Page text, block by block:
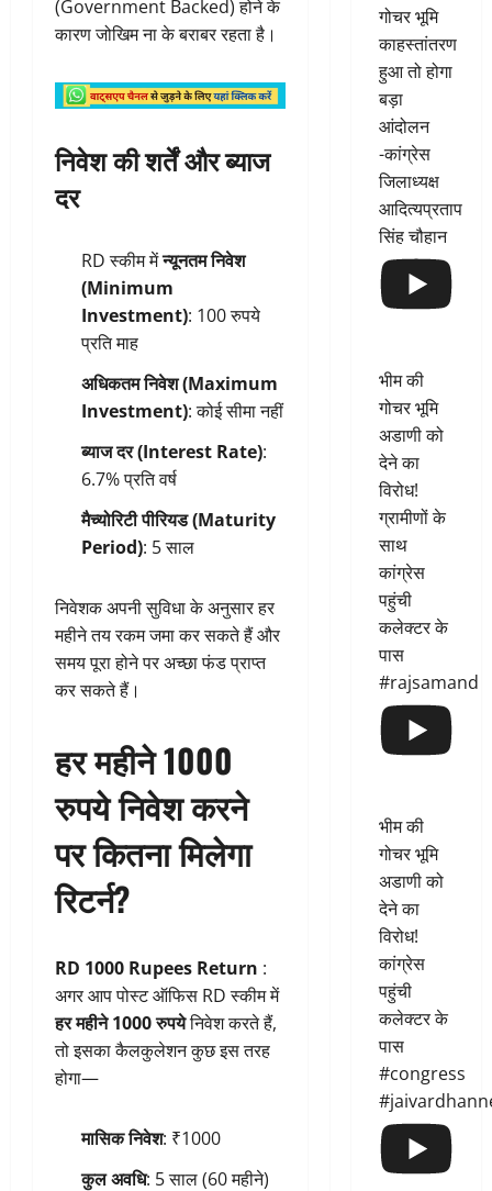
(Government Backed) होने के
कारण जोखिम ना के बराबर रहता है।
निवेश की शर्तें और ब्याज
दर
RD स्कीम मेंन्यूनतम निवेश
(Minimum
Investment): 100 रुपये
प्रति माह
अधिकतम निवेश (Maximum
Investment): कोई सीमा नहीं
ब्याज दर (Interest Rate):
6.7% प्रति वर्ष
मैच्योरिटी पीरियड (Maturity
Period): 5 साल
निवेशक अपनी सुविधा के अनुसार हर
महीने तय रकम जमा कर सकते हैं और
समय पूरा होने पर अच्छा फंड प्राप्त
कर सकते हैं।
हर महीने 1000
रुपये निवेश करने
पर कितना मिलेगा
रिटर्न?
RD 1000 Rupees Return :
अगर आप पोस्ट ऑफिस RD स्कीम में
हर महीने 1000 रुपयेनिवेश करते हैं,
तो इसका कैलकुलेशन कुछ इस तरह
होगा—
मासिक निवेश: ₹1000
कुल अवधि: 5 साल (60 महीने)
गोचर भूमि
काहस्तांतरण
हुआ तो होगा
बड़ा
आंदोलन
-कांग्रेस
जिलाध्यक्ष
आदित्यप्रताप
सिंह चौहान
भीम की
गोचर भूमि
अडाणी को
देने का
विरोध!
ग्रामीणों के
साथ
कांग्रेस
पहुंची
कलेक्टर के
पास
#rajsamand
भीम की
गोचर भूमि
अडाणी को
देने का
विरोध!
कांग्रेस
पहुंची
कलेक्टर के
पास
#congress